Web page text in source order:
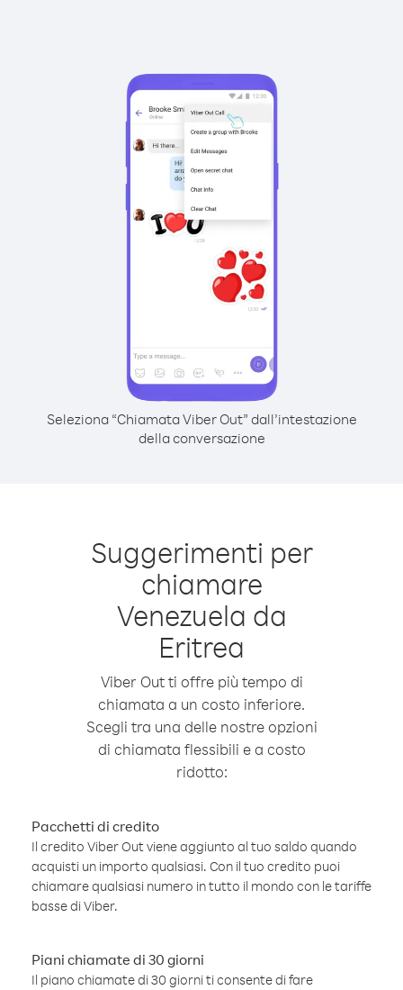
Seleziona “Chiamata Viber Out” dall’intestazione
della conversazione
Suggerimenti per
chiamare
Venezuela da
Eritrea
Viber Out ti offre più tempo di
chiamata a un costo inferiore.
Scegli tra una delle nostre opzioni
di chiamata flessibili e a costo
ridotto:
Pacchetti di credito
Il credito Viber Out viene aggiunto al tuo saldo quando
acquisti un importo qualsiasi. Con il tuo credito puoi
chiamare qualsiasi numero in tutto il mondo con le tariffe
basse di Viber.
Piani chiamate di 30 giorni
Il piano chiamate di 30 giorni ti consente di fare